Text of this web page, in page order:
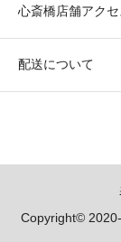
心斎橋店舗アクセ
配送について
Copyright©